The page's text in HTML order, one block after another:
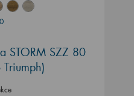
STORM SZZ 80
Triumph)